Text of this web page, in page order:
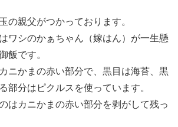
の親父がつかっております。
ワシのかぁちゃん（嫁はん）が一生懸
飯です。
ニかまの赤い部分で、黒目は海苔、黒
部分はピクルスを使っています。
はカニかまの赤い部分を剥がして残っ